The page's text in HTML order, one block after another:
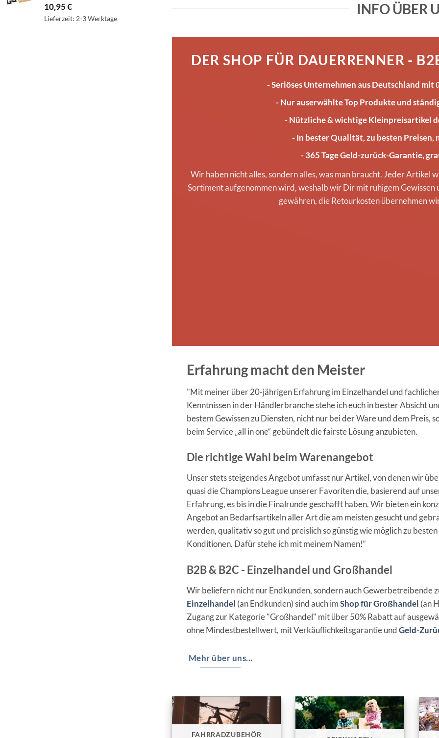
10,95€
Lieferzeit: 2-3 Werktage
INFO ÜBER
DER SHOP FÜR DAUERRENNER -
- Seriöses Unternehmen aus Deutschland mit
- Nur auserwählte Top Produkte und
- Nützliche & wichtige Kleinpreisartikel
- In bester Qualität, zu besten Preisen,
- 365 Tage Geld-zurück-Garantie,
Wir haben nicht alles, sondern alles, was man braucht. Jeder Artikel
Sortiment aufgenommen wird, weshalb wir Dir mit ruhigem Gewissen
gewähren, die Retourkosten übernehmen
Erfahrung macht den Meister
"Mit meiner über 20-jährigen Erfahrung im Einzelhandel und
Kenntnissen in der Händlerbranche stehe ich euch in bester Absicht
bestem Gewissen zu Diensten, nicht nur bei der Ware und dem Preis,
beim Service „all in one“ gebündelt die fairste Lösung anzubieten.
Die richtige Wahl beim Warenangebot
Unser stets steigendes Angebot umfasst nur Artikel, von denen wir
quasi die Champions League unserer Favoriten die, basierend auf
Erfahrung, es bis in die Finalrunde geschafft haben. Wir bieten ein
Angebot an Bedarfsartikeln aller Art die am meisten gesucht und
werden, qualitativ so gut und preislich so günstig wie möglich zu besten
Konditionen. Dafür stehe ich mit meinem Namen!“
B2B & B2C - Einzelhandel und Großhandel
Wir beliefern nicht nur Endkunden, sondern auch Gewerbetreibende
Einzelhandel (an Endkunden) sind auch imShop für Großhandel (an
Zugang zur Kategorie "Großhandel" mit über 50% Rabatt auf
ohne Mindestbestellwert, mit Verkäuflichkeitsgarantie undGeld-
Mehr über uns...
FAHRRADZUBEHÖR